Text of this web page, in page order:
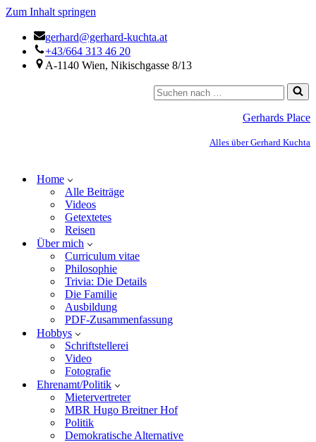
Zum Inhalt springen
gerhard@gerhard-kuchta.at
+43/664 313 46 20
A-1140 Wien, Nikischgasse 8/13
Gerhards Place
Alles über Gerhard Kuchta
Home
Alle Beiträge
Videos
Getextetes
Reisen
Über mich
Curriculum vitae
Philosophie
Trivia: Die Details
Die Familie
Ausbildung
PDF-Zusammenfassung
Hobbys
Schriftstellerei
Video
Fotografie
Ehrenamt/Politik
Mietervertreter
MBR Hugo Breitner Hof
Politik
Demokratische Alternative